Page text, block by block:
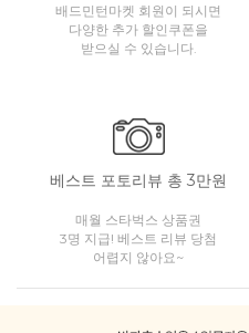
배드민턴마켓 회원이 되시면
다양한 추가 할인쿠폰을
받으실 수 있습니다.
베스트 포토리뷰 총 3만원
매월 스타벅스 상품권
3명 지급! 베스트 리뷰 당첨
어렵지 않아요~